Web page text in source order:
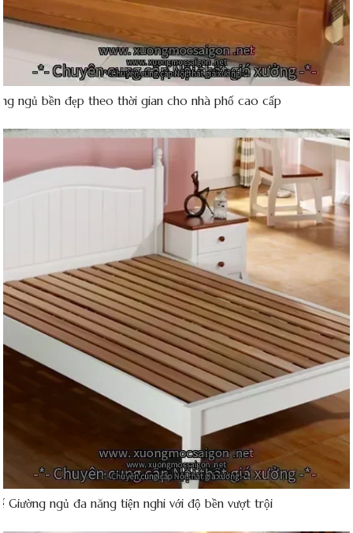
ngủ bền đẹp theo thời gian cho nhà phố cao cấp
Giường ngủ đa năng tiện nghi với độ bền vượt trội